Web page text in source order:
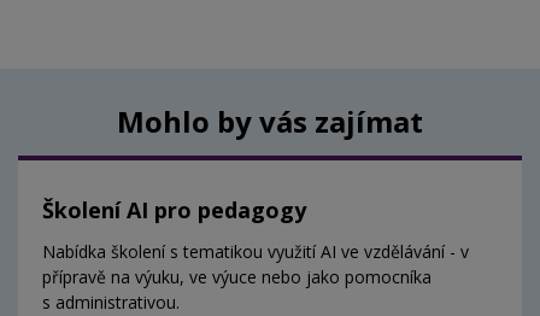
Mohlo by vás zajímat
Školení AI pro pedagogy
Nabídka školení s tematikou využití AI ve vzdělávání - v
přípravě na výuku, ve výuce nebo jako pomocníka
s administrativou.